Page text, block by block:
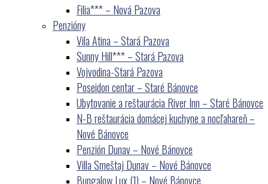
Filia*** – Nová Pazova
Penzióny
Vila Atina – Stará Pazova
Sunny Hill*** – Stará Pazova
Vojvodina-Stará Pazova
Poseidon centar – Staré Bánovce
Ubytovanie a reštaurácia River Inn – Staré Bánovce
N-B reštaurácia domácej kuchyne a nocľahareň –
Nové Bánovce
Penzión Dunav – Nové Bánovce
Villa Smeštaj Dunav – Nové Bánovce
Bungalow Lux (1) – Nové Bánovce